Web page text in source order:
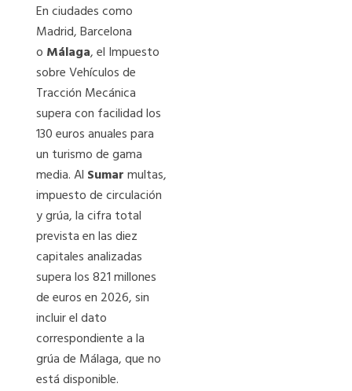
En ciudades como
Madrid, Barcelona
o Málaga, el Impuesto
sobre Vehículos de
Tracción Mecánica
supera con facilidad los
130 euros anuales para
un turismo de gama
media. Al Sumarmultas,
impuesto de circulación
y grúa, la cifra total
prevista en las diez
capitales analizadas
supera los 821 millones
de euros en 2026, sin
incluir el dato
correspondiente a la
grúa de Málaga, que no
está disponible.